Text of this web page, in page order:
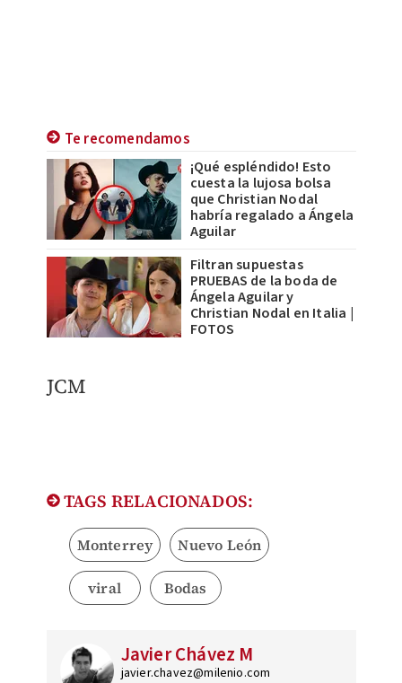
Te recomendamos
¡Qué espléndido! Esto
cuesta la lujosa bolsa
que Christian Nodal
habría regalado a Ángela
Aguilar
Filtran supuestas
PRUEBAS de la boda de
Ángela Aguilar y
Christian Nodal en Italia |
FOTOS
JCM
TAGS RELACIONADOS:
Monterrey Nuevo León
viral Bodas
Javier Chávez M
javier.chavez@milenio.com